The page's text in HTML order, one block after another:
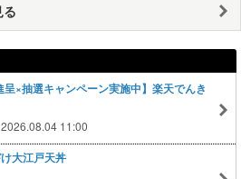
呈×抽選キャンペーン実施中】楽天でんき
2026.08.04 11:00
大江戸天丼